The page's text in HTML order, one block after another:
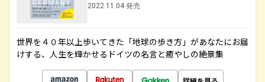
2022.11.04 発売
世界を４０年以上歩いてきた「地球の歩き方」があなたにお届
けする、人生を輝かせるドイツの名言と癒やしの絶景集